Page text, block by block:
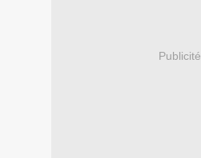
Publicité